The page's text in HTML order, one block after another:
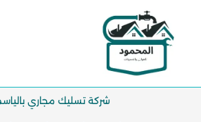
المحتوى
شركة تسليك مجاري